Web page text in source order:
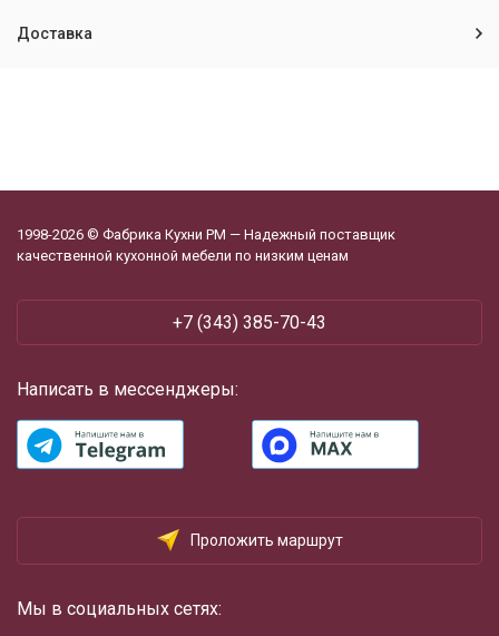
Доставка
1998-2026 © Фабрика Кухни РМ — Надежный поставщик
качественной кухонной мебели по низким ценам
+7 (343) 385-70-43
Написать в мессенджеры:
Проложить маршрут
Мы в социальных сетях: